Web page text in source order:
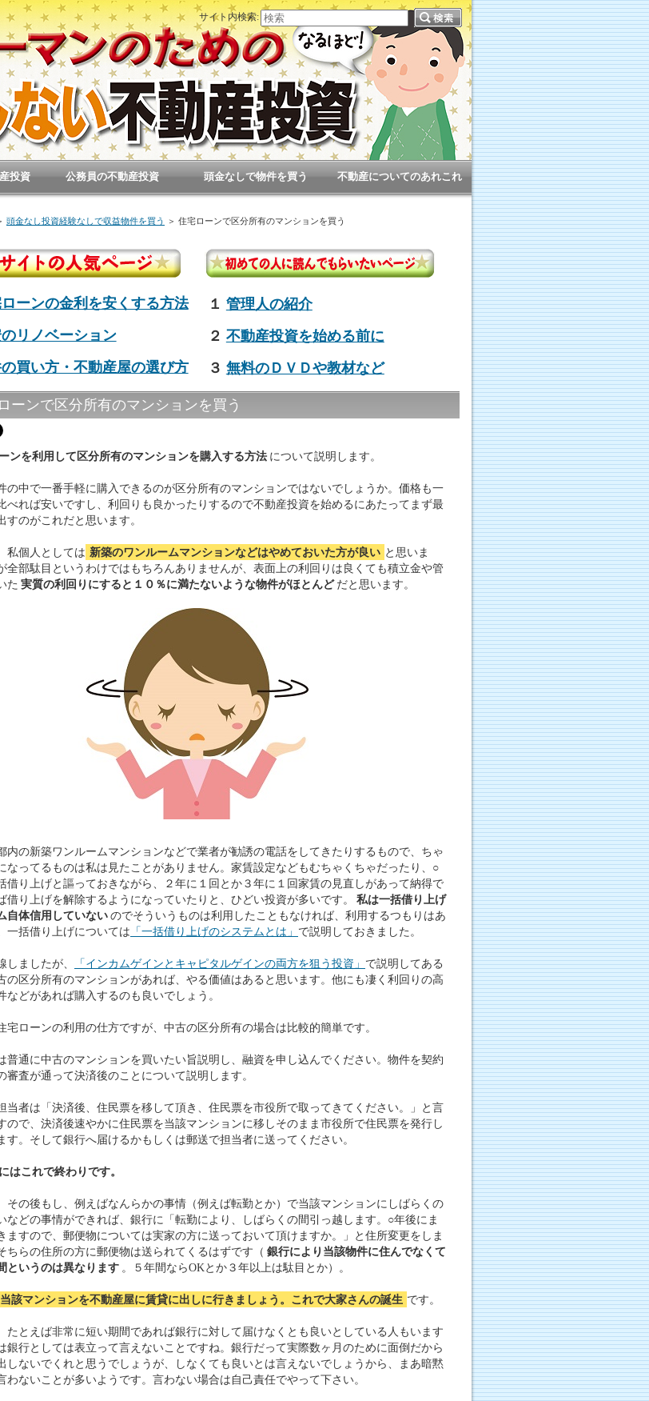
頭金なし投資経験なしで収益物件を買う ＞ 住宅ローンで区分所有のマンションを買う
ーンの金利を安くする方法
リノベーション
買い方・不動産屋の選び方
１ 管理人の紹介
２ 不動産投資を始める前に
３ 無料のＤＶＤや教材など
ーンで区分所有のマンションを買う
ンを利用して区分所有のマンションを購入する方法 について説明します。
中で一番手軽に購入できるのが区分所有のマンションではないでしょうか。価格も一
べれば安いですし、利回りも良かったりするので不動産投資を始めるにあたってまず最
すのがこれだと思います。
私個人としては 新築のワンルームマンションなどはやめておいた方が良い と思いま
全部駄目というわけではもちろんありませんが、表面上の利回りは良くても積立金や管
た 実質の利回りにすると１０％に満たないような物件がほとんど だと思います。
の新築ワンルームマンションなどで業者が勧誘の電話をしてきたりするもので、ちゃ
なってるものは私は見たことがありません。家賃設定などもむちゃくちゃだったり、○
借り上げと謳っておきながら、２年に１回とか３年に１回家賃の見直しがあって納得で
借り上げを解除するようになっていたりと、ひどい投資が多いです。
私は一括借り上げ
自体信用していないのでそういうものは利用したこともなければ、利用するつもりはあ
一括借り上げについては 「一括借り上げのシステムとは」 で説明しておきました。
ましたが、 「インカムゲインとキャピタルゲインの両方を狙う投資」 で説明してある
の区分所有のマンションがあれば、やる価値はあると思います。他にも凄く利回りの高
などがあれば購入するのも良いでしょう。
ローンの利用の仕方ですが、中古の区分所有の場合は比較的簡単です。
通に中古のマンションを買いたい旨説明し、融資を申し込んでください。物件を契約
審査が通って決済後のことについて説明します。
者は「決済後、住民票を移して頂き、住民票を市役所で取ってきてください。」と言
ので、決済後速やかに住民票を当該マンションに移しそのまま市役所で住民票を発行し
す。そして銀行へ届けるかもしくは郵送で担当者に送ってください。
はこれで終わりです。
の後もし、例えばなんらかの事情（例えば転勤とか）で当該マンションにしばらくの
などの事情ができれば、銀行に「転勤により、しばらくの間引っ越します。○年後にま
ますので、郵便物については実家の方に送っておいて頂けますか。」と住所変更をしま
ちらの住所の方に郵便物は送られてくるはずです（ 銀行により当該物件に住んでなくて
というのは異なります 。５年間ならOKとか３年以上は駄目とか）。
当該マンションを不動産屋に賃貸に出しに行きましょう。これで大家さんの誕生 です。
とえば非常に短い期間であれば銀行に対して届けなくとも良いとしている人もいます
銀行としては表立って言えないことですね。銀行だって実際数ヶ月のために面倒だから
しないでくれと思うでしょうが、しなくても良いとは言えないでしょうから、まあ暗黙
わないことが多いようです。言わない場合は自己責任でやって下さい。
投資 公務員の不動産投資 頭金なしで物件を買う 不動産についてのあれこれ
サイト内検索: